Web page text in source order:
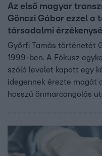
Az első magyar
Gönczi Gábor ezzel
társadalmi
Győrfi Tamás történetét
1999-ben. A Fókusz
szóló levelet kapott egy
idegennek érezte magát
hosszú önmarcangolás
számára nem volt
volt, szintén elhívja a